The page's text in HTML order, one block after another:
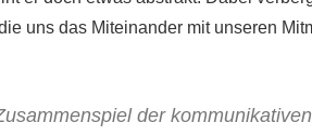
uns das Miteinander mit unseren
der